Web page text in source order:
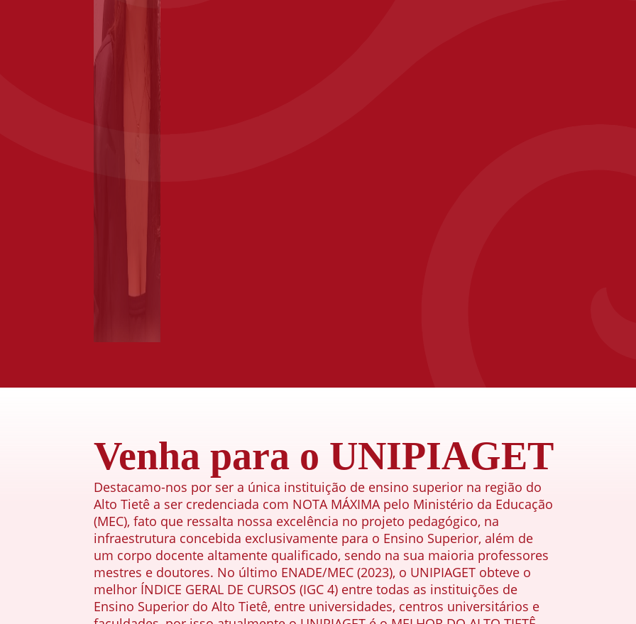
Venha para o UNIPIAGET
Destacamo-nos por ser a única instituição de ensino superior na região do
Alto Tietê a ser credenciada com NOTA MÁXIMA pelo Ministério da Educação
(MEC), fato que ressalta nossa excelência no projeto pedagógico, na
infraestrutura concebida exclusivamente para o Ensino Superior, além de
um corpo docente altamente qualificado, sendo na sua maioria professores
mestres e doutores. No último ENADE/MEC (2023), o UNIPIAGET obteve o
melhor ÍNDICE GERAL DE CURSOS (IGC 4) entre todas as instituições de
Ensino Superior do Alto Tietê, entre universidades, centros universitários e